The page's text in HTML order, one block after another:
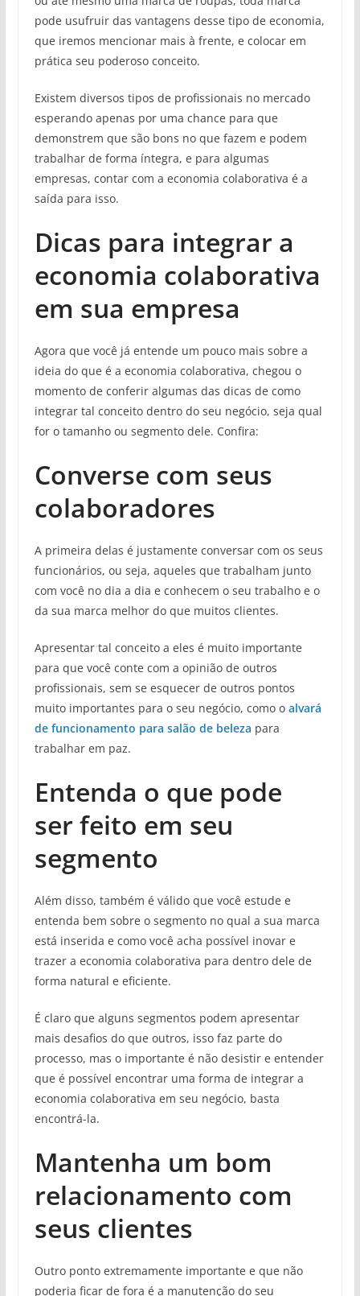
pode usufruir das vantagens desse tipo de economia,
que iremos mencionar mais à frente, e colocar em
prática seu poderoso conceito.
Existem diversos tipos de profissionais no mercado
esperando apenas por uma chance para que
demonstrem que são bons no que fazem e podem
trabalhar de forma íntegra, e para algumas
empresas, contar com a economia colaborativa é a
saída para isso.
Dicas para integrar a
economia colaborativa
em sua empresa
Agora que você já entende um pouco mais sobre a
ideia do que é a economia colaborativa, chegou o
momento de conferir algumas das dicas de como
integrar tal conceito dentro do seu negócio, seja qual
for o tamanho ou segmento dele. Confira:
Converse com seus
colaboradores
A primeira delas é justamente conversar com os seus
funcionários, ou seja, aqueles que trabalham junto
com você no dia a dia e conhecem o seu trabalho e o
da sua marca melhor do que muitos clientes.
Apresentar tal conceito a eles é muito importante
para que você conte com a opinião de outros
profissionais, sem se esquecer de outros pontos
muito importantes para o seu negócio, como o alvará
de funcionamento para salão de beleza para
trabalhar em paz.
Entenda o que pode
ser feito em seu
segmento
Além disso, também é válido que você estude e
entenda bem sobre o segmento no qual a sua marca
está inserida e como você acha possível inovar e
trazer a economia colaborativa para dentro dele de
forma natural e eficiente.
É claro que alguns segmentos podem apresentar
mais desafios do que outros, isso faz parte do
processo, mas o importante é não desistir e entender
que é possível encontrar uma forma de integrar a
economia colaborativa em seu negócio, basta
encontrá-la.
Mantenha um bom
relacionamento com
seus clientes
Outro ponto extremamente importante e que não
poderia ficar de fora é a manutenção do seu